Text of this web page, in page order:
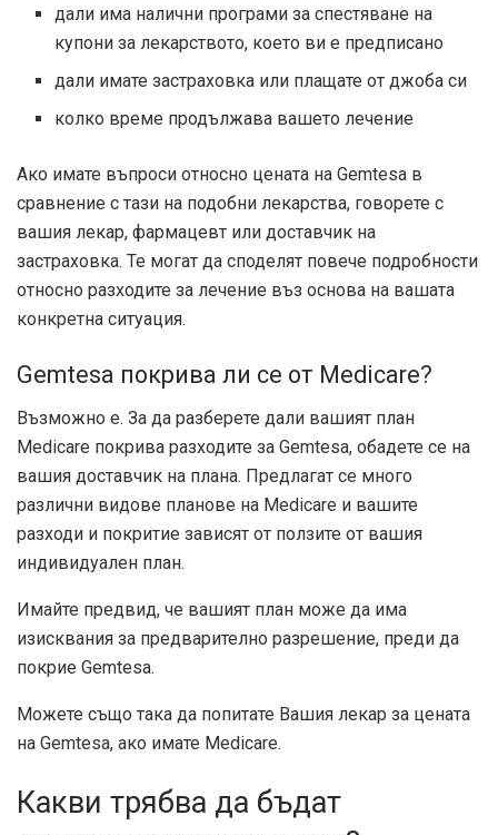
дали има налични програми за спестяване на
купони за лекарството, което ви е предписано
дали имате застраховка или плащате от джоба си
колко време продължава вашето лечение
Ако имате въпроси относно цената на Gemtesa в
сравнение с тази на подобни лекарства, говорете с
вашия лекар, фармацевт или доставчик на
застраховка. Те могат да споделят повече подробности
относно разходите за лечение въз основа на вашата
конкретна ситуация.
Gemtesa покрива ли се от Medicare?
Възможно е. За да разберете дали вашият план
Medicare покрива разходите за Gemtesa, обадете се на
вашия доставчик на плана. Предлагат се много
различни видове планове на Medicare и вашите
разходи и покритие зависят от ползите от вашия
индивидуален план.
Имайте предвид, че вашият план може да има
изисквания за предварително разрешение, преди да
покрие Gemtesa.
Можете също така да попитате Вашия лекар за цената
на Gemtesa, ако имате Medicare.
Какви трябва да бъдат